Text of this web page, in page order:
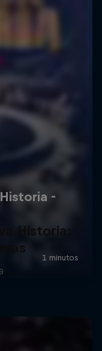
Historia: